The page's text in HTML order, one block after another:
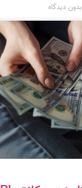
بدون دیدگاه